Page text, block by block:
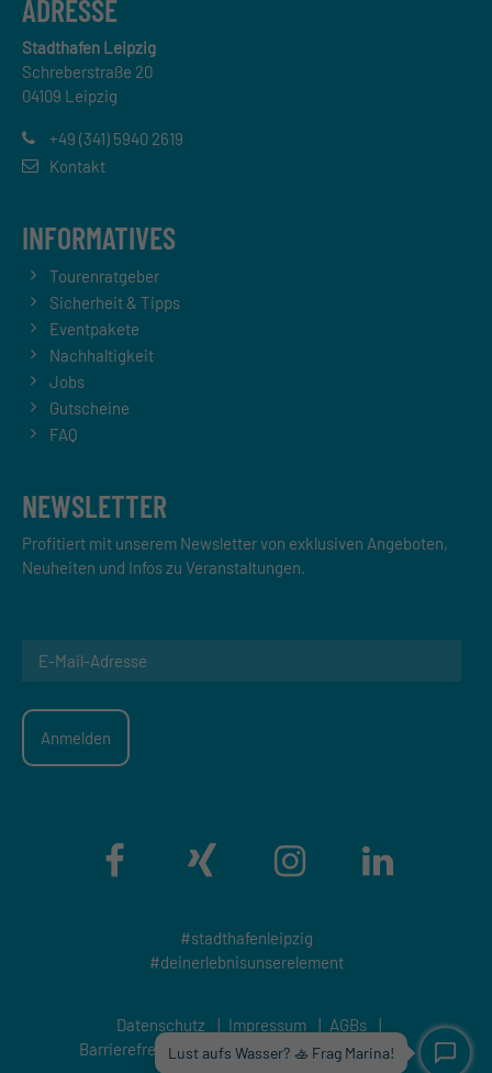
ADRESSE
Stadthafen Leipzig
Schreberstraße 20
04109 Leipzig
+49 (341) 5940 2619
Kontakt
INFORMATIVES
Tourenratgeber
Sicherheit & Tipps
Eventpakete
Nachhaltigkeit
Jobs
Gutscheine
FAQ
NEWSLETTER
Profitiert mit unserem Newsletter von exklusiven Angeboten,
Neuheiten und Infos zu Veranstaltungen.
#stadthafenleipzig
#deinerlebnisunserelement
Datenschutz | Impressum | AGBs
|
Barrierefreiheitserklärung | Genderhinweis